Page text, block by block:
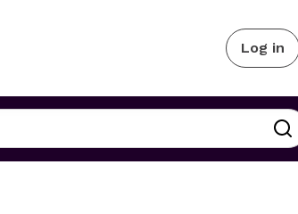
Log in